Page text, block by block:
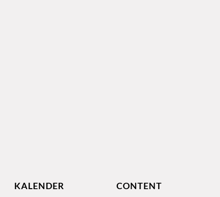
KALENDER CONTENT